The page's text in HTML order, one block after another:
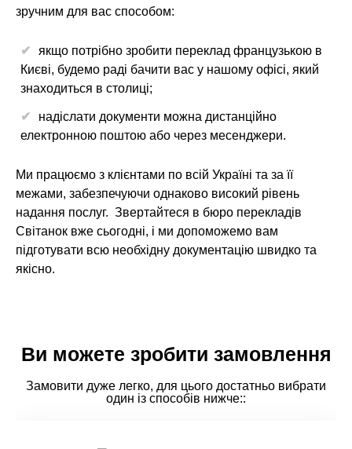
зручним для вас способом:
якщо потрібно зробити переклад французькою в
Києві, будемо раді бачити вас у нашому офісі, який
знаходиться в столиці;
надіслати документи можна дистанційно
електронною поштою або через месенджери.
Ми працюємо з клієнтами по всій Україні та за її
межами, забезпечуючи однаково високий рівень
надання послуг. Звертайтеся в бюро перекладів
Світанок вже сьогодні, і ми допоможемо вам
підготувати всю необхідну документацію швидко та
якісно.
Ви можете зробити замовлення
Замовити дуже легко, для цього достатньо вибрати
один із способів нижче::